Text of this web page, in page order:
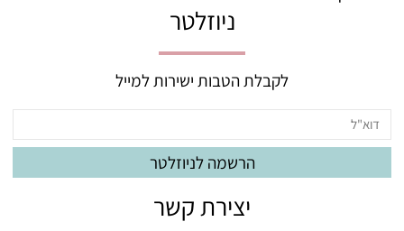
ניוזלטר
לקבלת הטבות ישירות למייל
יצירת קשר